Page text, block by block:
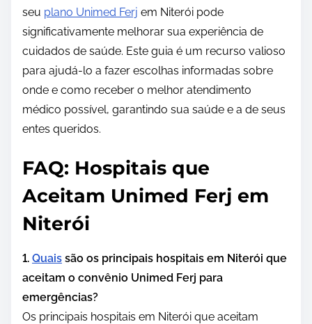
seu plano Unimed Ferj em Niterói pode
significativamente melhorar sua experiência de
cuidados de saúde. Este guia é um recurso valioso
para ajudá-lo a fazer escolhas informadas sobre
onde e como receber o melhor atendimento
médico possível, garantindo sua saúde e a de seus
entes queridos.
FAQ: Hospitais que
Aceitam Unimed Ferj em
Niterói
1. Quais são os principais hospitais em Niterói que
aceitam o convênio Unimed Ferj para
emergências?
Os principais hospitais em Niterói que aceitam